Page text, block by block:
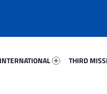
INTERNATIONAL
THIRD